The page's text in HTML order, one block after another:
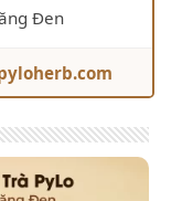
Đen